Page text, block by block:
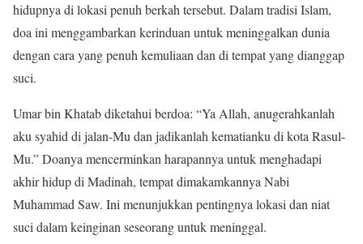
hidupnya di lokasi penuh berkah tersebut. Dalam tradisi Islam,
doa ini menggambarkan kerinduan untuk meninggalkan dunia
dengan cara yang penuh kemuliaan dan di tempat yang dianggap
suci.
Umar bin Khatab diketahui berdoa: “Ya Allah, anugerahkanlah
aku syahid di jalan-Mu dan jadikanlah kematianku di kota Rasul-
Mu.” Doanya mencerminkan harapannya untuk menghadapi
akhir hidup di Madinah, tempat dimakamkannya Nabi
Muhammad Saw. Ini menunjukkan pentingnya lokasi dan niat
suci dalam keinginan seseorang untuk meninggal.